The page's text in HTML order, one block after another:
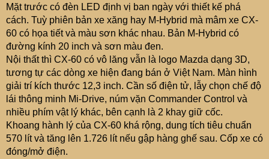
Mặt trước có đèn LED định vị ban ngày với thiết kế phá
cách. Tuỳ phiên bản xe xăng hay M-Hybrid mà mâm xe CX-
60 có họa tiết và màu sơn khác nhau. Bản M-Hybrid có
đường kính 20 inch và sơn màu đen.
Nội thất thì CX-60 có vô lăng vẫn là logo Mazda dạng 3D,
tương tự các dòng xe hiện đang bán ở Việt Nam. Màn hình
giải trí kích thước 12,3 inch. Cần số điện tử, lẫy chọn chế độ
lái thông minh Mi-Drive, núm vặn Commander Control và
nhiều phím vật lý khác, bên cạnh là 2 khay giữ cốc.
Khoang hành lý của CX-60 khá rộng, dung tích tiêu chuẩn
570 lít và tăng lên 1.726 lít nếu gập hàng ghế sau. Cốp xe có
đóng/mở điện.